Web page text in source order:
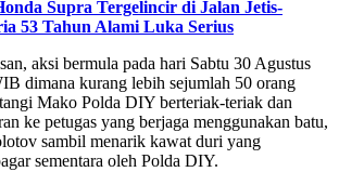
Supra Tergelincir di Jalan Jetis-
53 Tahun Alami Luka Serius
aksi bermula pada hari Sabtu 30 Agustus
dimana kurang lebih sejumlah 50 orang
Mako Polda DIY berteriak-teriak dan
ke petugas yang berjaga menggunakan batu,
sambil menarik kawat duri yang
sementara oleh Polda DIY.